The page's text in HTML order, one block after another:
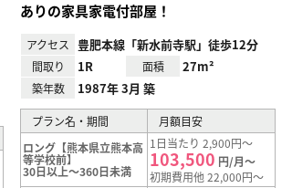
ありの家具家電付部屋！
アクセス 豊肥本線「新水前寺駅」徒歩12分
間取り 1R 面積 27m²
築年数 1987年 3月 築
プラン名・期間
月額目安
ロング【熊本県立熊本高
等学校前】
30日以上～360日未満
1日当たり 2,900円～
103,500 円/月～
初期費用他 22,000円～